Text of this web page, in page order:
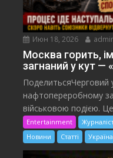
Июн 18, 2026
Москва горить,
загнаний у кут —
нафтопереробному
військовою подією.
Entertainment
Новини
Статті Україна